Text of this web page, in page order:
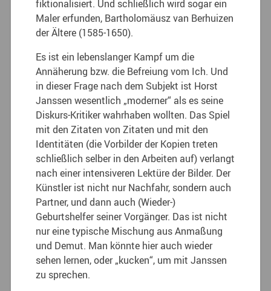
fiktionalisiert. Und schließlich wird sogar ein
Maler erfunden, Bartholomäusz van Berhuizen
der Ältere (1585-1650).
Es ist ein lebenslanger Kampf um die
Annäherung bzw. die Befreiung vom Ich. Und
in dieser Frage nach dem Subjekt ist Horst
Janssen wesentlich „moderner“ als es seine
Diskurs-Kritiker wahrhaben wollten. Das Spiel
mit den Zitaten von Zitaten und mit den
Identitäten (die Vorbilder der Kopien treten
schließlich selber in den Arbeiten auf) verlangt
nach einer intensiveren Lektüre der Bilder. Der
Künstler ist nicht nur Nachfahr, sondern auch
Partner, und dann auch (Wieder-)
Geburtshelfer seiner Vorgänger. Das ist nicht
nur eine typische Mischung aus Anmaßung
und Demut. Man könnte hier auch wieder
sehen lernen, oder „kucken“, um mit Janssen
zu sprechen.